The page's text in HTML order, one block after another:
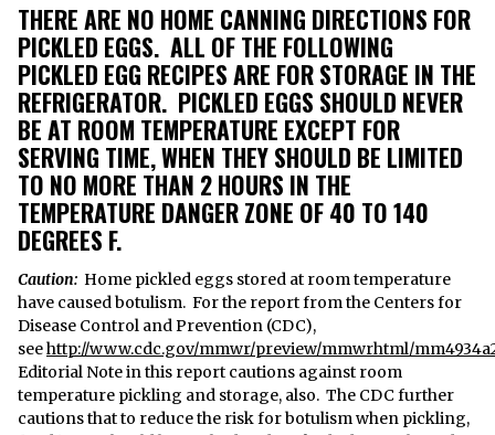
THERE ARE NO HOME CANNING DIRECTIONS FOR
PICKLED EGGS. ALL OF THE FOLLOWING
PICKLED EGG RECIPES ARE FOR STORAGE IN THE
REFRIGERATOR. PICKLED EGGS SHOULD NEVER
BE AT ROOM TEMPERATURE EXCEPT FOR
SERVING TIME, WHEN THEY SHOULD BE LIMITED
TO NO MORE THAN 2 HOURS IN THE
TEMPERATURE DANGER ZONE OF 40 TO 140
DEGREES F.
Caution: Home pickled eggs stored at room temperature
have caused botulism. For the report from the Centers for
Disease Control and Prevention (CDC),
seehttp://www.cdc.gov/mmwr/preview/mmwrhtml/
Editorial Note in this report cautions against room
temperature pickling and storage, also. The CDC further
cautions that to reduce the risk for botulism when pickling,